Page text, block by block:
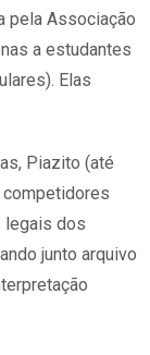
pela Associação
a estudantes
Elas
Piazito (até
competidores
legais dos
junto arquivo